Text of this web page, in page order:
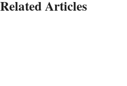
Related Articles